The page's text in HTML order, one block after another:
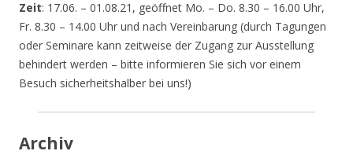
Zeit: 17.06. – 01.08.21, geöffnet Mo. – Do. 8.30 – 16.00 Uhr,
Fr. 8.30 – 14.00 Uhr und nach Vereinbarung (durch Tagungen
oder Seminare kann zeitweise der Zugang zur Ausstellung
behindert werden – bitte informieren Sie sich vor einem
Besuch sicherheitshalber bei uns!)
Archiv